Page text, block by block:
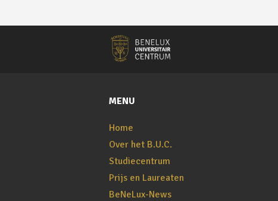
MENU
Home
Over het B.U.C.
Studiecentrum
Prijs en Laureaten
BeNeLux-News